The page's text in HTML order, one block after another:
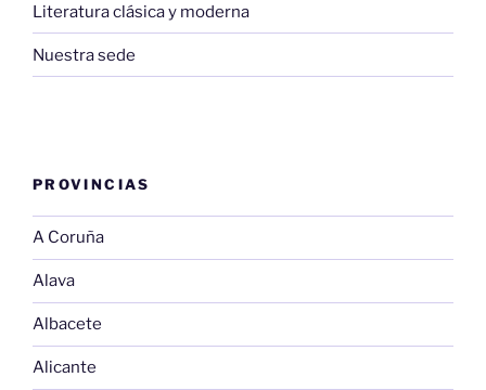
Literatura clásica y moderna
Nuestra sede
PROVINCIAS
A Coruña
Alava
Albacete
Alicante